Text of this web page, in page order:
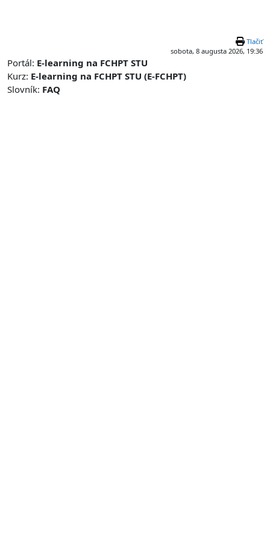
Tlačiť
sobota, 8 augusta 2026, 19:36
Portál: E-learning na FCHPT STU
Kurz: E-learning na FCHPT STU (E-FCHPT)
Slovník: FAQ